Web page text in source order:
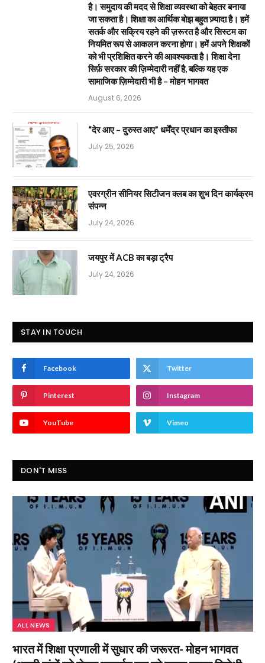
है। समुदाय की मदद से शिक्षा व्यवस्था को बेहतर बनाया
जा सकता है। शिक्षा का आर्थिक बोझ बहुत ज़्यादा है। हमें
सतर्क और सक्रिय रहने की ज़रूरत है और सिस्टम का
नियमित रूप से आकलन करना होगा। हमें अपने शिक्षकों
को भी प्रशिक्षित करने की आवश्यकता है। शिक्षा देना
सिर्फ़ सरकार की ज़िम्मेदारी नहीं है, बल्कि यह एक
सामाजिक ज़िम्मेदारी भी है – मोहन भागवत
August 6, 2026
“देर आए – दुरुस्त आए” धर्मेंद्र प्रधान का इस्तीफा
July 25, 2026
एवरग्रीन सीनियर सिटीजन क्लब का शुभ दिन कार्यक्रम
संपन्न
July 24, 2026
जयपुर में ACB का बड़ा ट्रैप
July 24, 2026
STAY IN TOUCH
Facebook Twitter
Pinterest Instagram
YouTube Vimeo
DON'T MISS
ALL NEWS
भारत में शिक्षा प्रणाली में सुधार की जरूरत- मोहन भागवत